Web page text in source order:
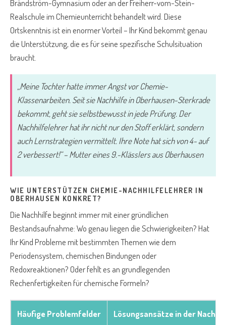
Brändström-Gymnasium oder an der Freiherr-vom-Stein-
Realschule im Chemieunterricht behandelt wird. Diese
Ortskenntnis ist ein enormer Vorteil – Ihr Kind bekommt genau
die Unterstützung, die es für seine spezifische Schulsituation
braucht.
„Meine Tochter hatte immer Angst vor Chemie-
Klassenarbeiten. Seit sie Nachhilfe in Oberhausen-Sterkrade
bekommt, geht sie selbstbewusst in jede Prüfung. Der
Nachhilfelehrer hat ihr nicht nur den Stoff erklärt, sondern
auch Lernstrategien vermittelt. Ihre Note hat sich von 4- auf
2 verbessert!“ – Mutter eines 9.-Klässlers aus Oberhausen
WIE UNTERSTÜTZEN CHEMIE-NACHHILFELEHRER IN
OBERHAUSEN KONKRET?
Die Nachhilfe beginnt immer mit einer gründlichen
Bestandsaufnahme: Wo genau liegen die Schwierigkeiten? Hat
Ihr Kind Probleme mit bestimmten Themen wie dem
Periodensystem, chemischen Bindungen oder
Redoxreaktionen? Oder fehlt es an grundlegenden
Rechenfertigkeiten für chemische Formeln?
Häufige Problemfelder Lösungsansätze in der